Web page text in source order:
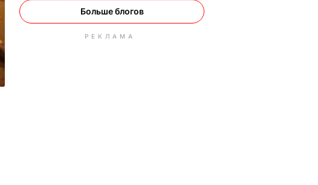
Больше блогов
РЕКЛАМА